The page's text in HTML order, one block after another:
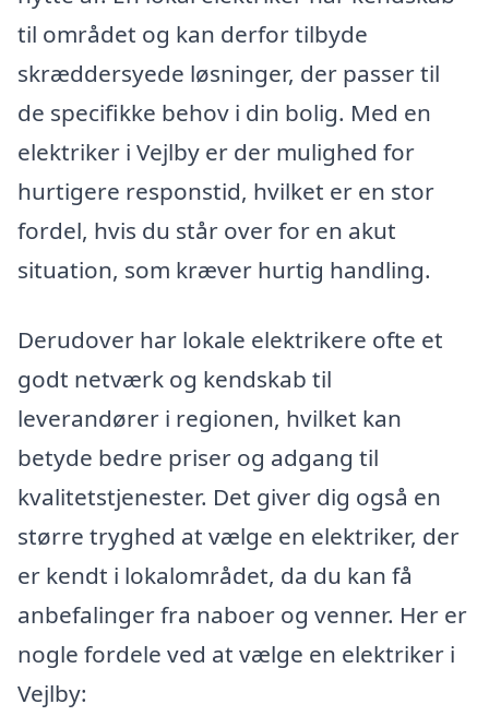
til området og kan derfor tilbyde
skræddersyede løsninger, der passer til
de specifikke behov i din bolig. Med en
elektriker i Vejlby er der mulighed for
hurtigere responstid, hvilket er en stor
fordel, hvis du står over for en akut
situation, som kræver hurtig handling.
Derudover har lokale elektrikere ofte et
godt netværk og kendskab til
leverandører i regionen, hvilket kan
betyde bedre priser og adgang til
kvalitetstjenester. Det giver dig også en
større tryghed at vælge en elektriker, der
er kendt i lokalområdet, da du kan få
anbefalinger fra naboer og venner. Her er
nogle fordele ved at vælge en elektriker i
Vejlby: